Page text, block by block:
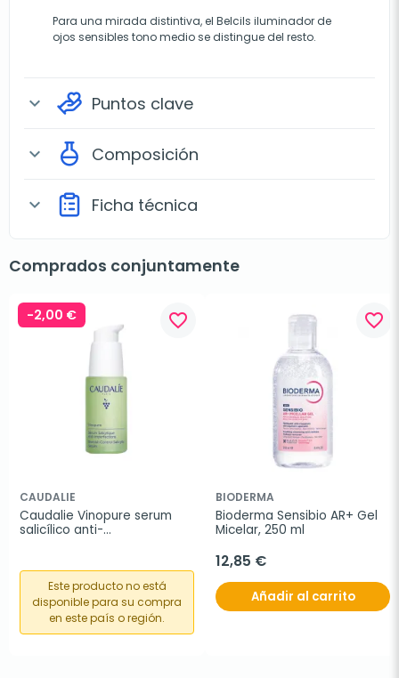
Para una mirada distintiva, el Belcils iluminador de
ojos sensibles tono medio se distingue del resto.
expand_more Puntos clave
expand_more Composición
expand_more Ficha técnica
Comprados conjuntamente
-2,00 € favorite_border
CAUDALIE
Caudalie Vinopure serum
salicílico anti-
Este producto no está
disponible para su compra
en este país o región.
favorite_border
BIODERMA
Bioderma Sensibio AR+ Gel
Micelar, 250 ml
12,85 €
Añadir al carrito